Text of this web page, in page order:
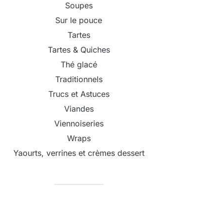
Soupes
Sur le pouce
Tartes
Tartes & Quiches
Thé glacé
Traditionnels
Trucs et Astuces
Viandes
Viennoiseries
Wraps
Yaourts, verrines et crèmes dessert